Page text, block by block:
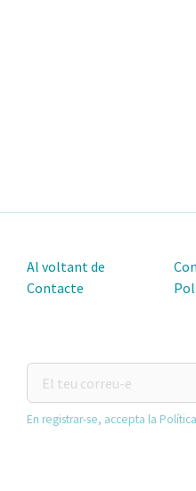
Al voltant de
Contacte
teu
correu-
En registrar-se, accepta la